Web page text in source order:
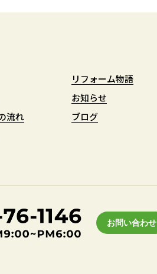
流れ
流れ
リフォーム物語
リフォーム物語
お知らせ
お知らせ
ブログ
ブログ
お問い合わせ